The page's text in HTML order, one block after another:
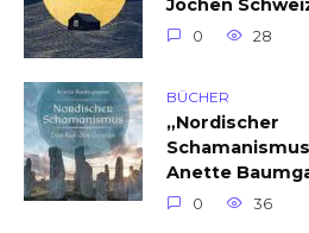
Jochen
0 28
BÜCHER
„Nordischer
Anette
0 36